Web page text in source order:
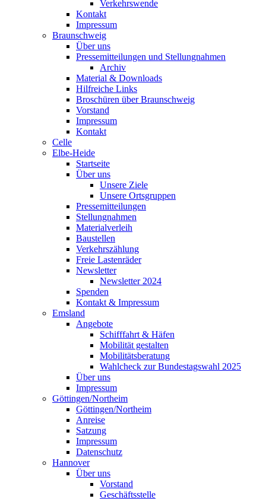
Verkehrswende
Kontakt
Impressum
Braunschweig
Über uns
Pressemitteilungen und Stellungnahmen
Archiv
Material & Downloads
Hilfreiche Links
Broschüren über Braunschweig
Vorstand
Impressum
Kontakt
Celle
Elbe-Heide
Startseite
Über uns
Unsere Ziele
Unsere Ortsgruppen
Pressemitteilungen
Stellungnahmen
Materialverleih
Baustellen
Verkehrszählung
Freie Lastenräder
Newsletter
Newsletter 2024
Spenden
Kontakt & Impressum
Emsland
Angebote
Schifffahrt & Häfen
Mobilität gestalten
Mobilitätsberatung
Wahlcheck zur Bundestagswahl 2025
Über uns
Impressum
Göttingen/Northeim
Göttingen/Northeim
Anreise
Satzung
Impressum
Datenschutz
Hannover
Über uns
Vorstand
Geschäftsstelle